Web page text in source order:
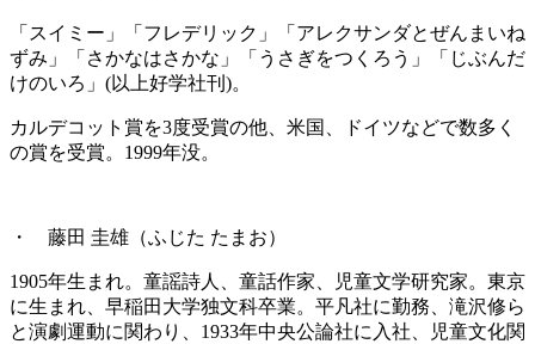
「スイミー」「フレデリック」「アレクサンダとぜんまいね
ずみ」「さかなはさかな」「うさぎをつくろう」「じぶんだ
けのいろ」(以上好学社刊)。
カルデコット賞を3度受賞の他、米国、ドイツなどで数多く
の賞を受賞。1999年没。
・ 藤田 圭雄（ふじた たまお）
1905年生まれ。童謡詩人、童話作家、児童文学研究家。東京
に生まれ、早稲田大学独文科卒業。平凡社に勤務、滝沢修ら
と演劇運動に関わり、1933年中央公論社に入社、児童文化関